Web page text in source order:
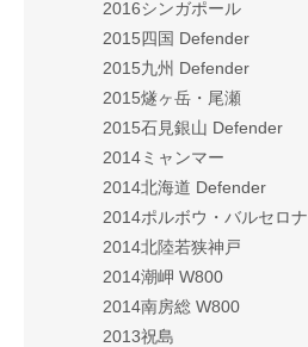
2016シンガポール
2015四国 Defender
2015九州 Defender
2015燧ヶ岳・尾瀬
2015石見銀山 Defender
2014ミャンマー
2014北海道 Defender
2014ポルボウ・バルセロナ
2014北陸若狭神戸
2014潮岬 W800
2014南房総 W800
2013祝島